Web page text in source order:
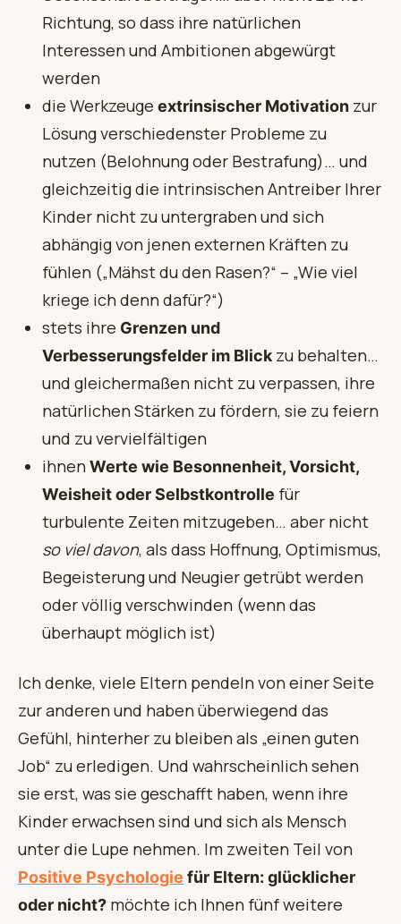
Richtung, so dass ihre natürlichen
Interessen und Ambitionen abgewürgt
werden
die Werkzeuge extrinsischer Motivation zur
Lösung verschiedenster Probleme zu
nutzen (Belohnung oder Bestrafung)… und
gleichzeitig die intrinsischen Antreiber Ihrer
Kinder nicht zu untergraben und sich
abhängig von jenen externen Kräften zu
fühlen („Mähst du den Rasen?“ – „Wie viel
kriege ich denn dafür?“)
stets ihre Grenzen und
Verbesserungsfelder im Blickzu behalten…
und gleichermaßen nicht zu verpassen, ihre
natürlichen Stärken zu fördern, sie zu feiern
und zu vervielfältigen
ihnenWerte wie Besonnenheit, Vorsicht,
Weisheit oder Selbstkontrolle für
turbulente Zeiten mitzugeben… aber nicht
so viel davon, als dass Hoffnung, Optimismus,
Begeisterung und Neugier getrübt werden
oder völlig verschwinden (wenn das
überhaupt möglich ist)
Ich denke, viele Eltern pendeln von einer Seite
zur anderen und haben überwiegend das
Gefühl, hinterher zu bleiben als „einen guten
Job“ zu erledigen. Und wahrscheinlich sehen
sie erst, was sie geschafft haben, wenn ihre
Kinder erwachsen sind und sich als Mensch
unter die Lupe nehmen. Im zweiten Teil von
Positive Psychologie für Eltern: glücklicher
oder nicht? möchte ich Ihnen fünf weitere